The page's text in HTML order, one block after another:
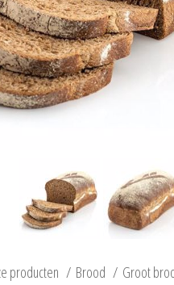
producten / Brood / Groot